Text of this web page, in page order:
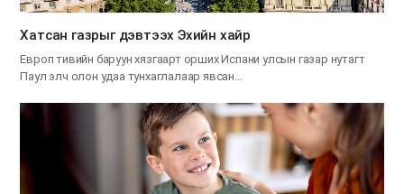
Хатсан газрыг дэвтээх Эхийн хайр
Европ тивийн баруун хязгаарт орших Испани улсын газар нутагт
Паул элч олон удаа тунхаглалаар явсан…